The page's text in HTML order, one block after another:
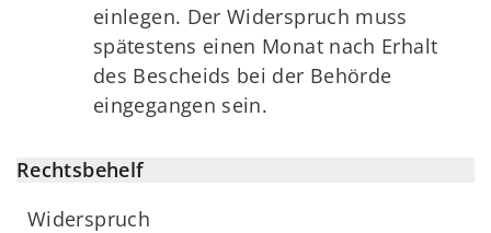
einlegen. Der Widerspruch muss
spätestens einen Monat nach Erhalt
des Bescheids bei der Behörde
eingegangen sein.
Rechtsbehelf
Widerspruch